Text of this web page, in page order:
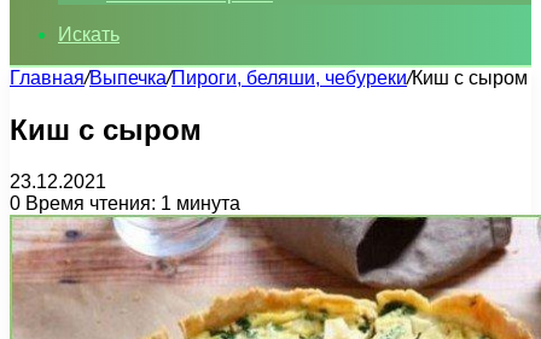
Искать
Главная/Выпечка/Пироги, беляши, чебуреки/Киш с сыром
Киш с сыром
23.12.2021
0 Время чтения: 1 минута